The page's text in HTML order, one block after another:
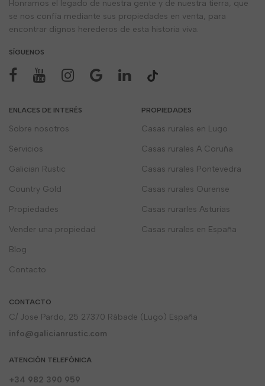
Honramos el legado de nuestra gente y de nuestra tierra, que
se nos confía mediante sus propiedades en venta, para
encontrar dignos herederos de esta historia viva.
SÍGUENOS
ENLACES DE INTERÉS
Sobre nosotros
Servicios
Galician Rustic
Country Gold
Propiedades
Vender una propiedad
Blog
Contacto
PROPIEDADES
Casas rurales en Lugo
Casas rurales A Coruña
Casas rurales Pontevedra
Casas rurales Ourense
Casas rurarles Asturias
Casas rurales en España
CONTACTO
C/ Jose Pardo, 25 27370 Rábade (Lugo) España
info@galicianrustic.com
ATENCIÓN TELEFÓNICA
+34 982 390 959